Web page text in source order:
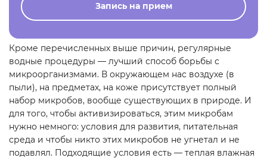
Запись на прием
Кроме перечисленных выше причин, регулярные
водные процедуры — лучший способ борьбы с
микроорганизмами. В окружающем нас воздухе (в
пыли), на предметах, на коже присутствует полный
набор микробов, вообще существующих в природе. И
для того, чтобы активизироваться, этим микробам
нужно немного: условия для развития, питательная
среда и чтобы никто этих микробов не угнетал и не
подавлял. Подходящие условия есть — теплая влажная